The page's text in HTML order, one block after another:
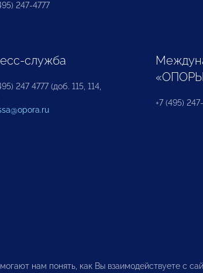
247-4777
служба
247 4777 (доб. 115, 114,
+7 (495)
нам понять, как Вы взаимодействуете с